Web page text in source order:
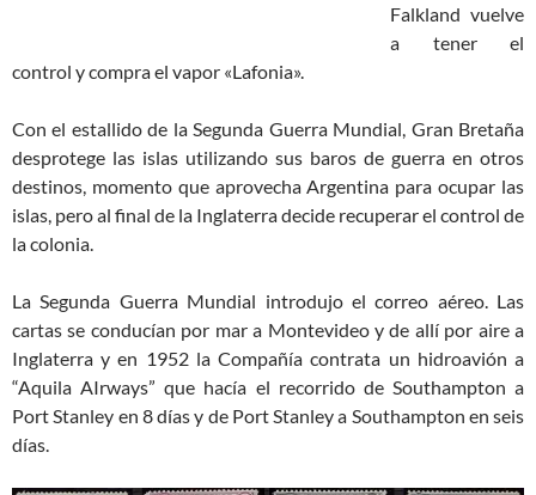
Falkland vuelve
a tener el
control y compra el vapor «Lafonia».
Con el estallido de la Segunda Guerra Mundial, Gran Bretaña
desprotege las islas utilizando sus baros de guerra en otros
destinos, momento que aprovecha Argentina para ocupar las
islas, pero al final de la Inglaterra decide recuperar el control de
la colonia.
La Segunda Guerra Mundial introdujo el correo aéreo. Las
cartas se conducían por mar a Montevideo y de allí por aire a
Inglaterra y en 1952 la Compañía contrata un hidroavión a
“Aquila AIrways” que hacía el recorrido de Southampton a
Port Stanley en 8 días y de Port Stanley a Southampton en seis
días.